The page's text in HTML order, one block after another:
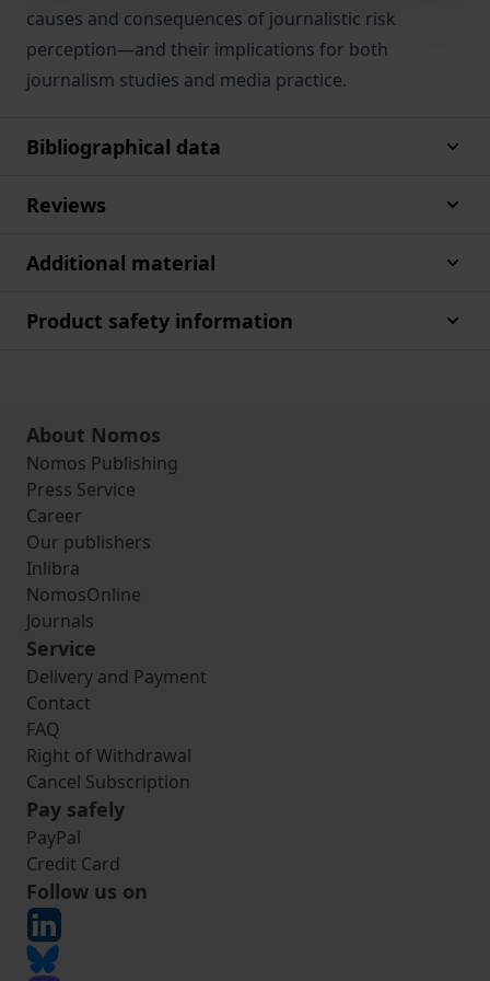
causes and consequences of journalistic risk
perception—and their implications for both
journalism studies and media practice.
Bibliographical data
Reviews
Additional material
Product safety information
About Nomos
Nomos Publishing
Press Service
Career
Our publishers
Inlibra
NomosOnline
Journals
Service
Delivery and Payment
Contact
FAQ
Right of Withdrawal
Cancel Subscription
Pay safely
PayPal
Credit Card
Follow us on